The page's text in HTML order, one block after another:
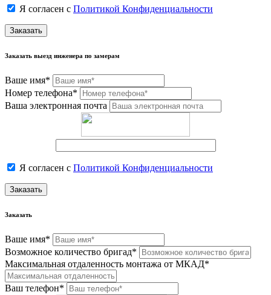
Я согласен с Политикой Конфиденциальности
Заказать
Заказать выезд инженера по замерам
Ваше имя*
Номер телефона*
Ваша электронная почта
Я согласен с Политикой Конфиденциальности
Заказать
Заказать
Ваше имя*
Возможное количество бригад*
Максимальная отдаленность монтажа от МКАД*
Ваш телефон*